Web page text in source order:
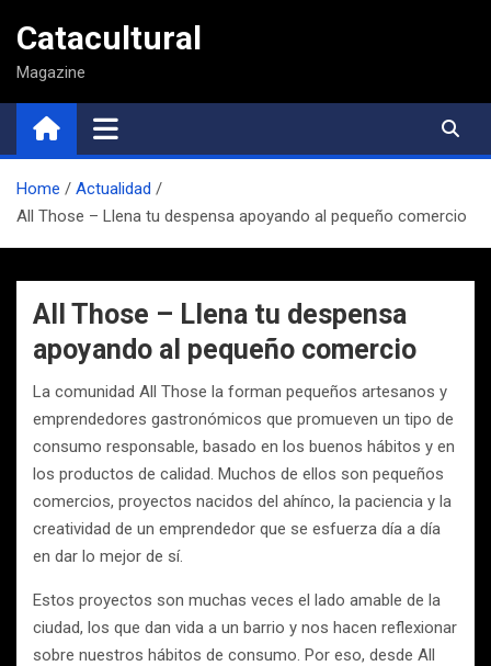
contenido
Catacultural
Magazine
Home
Actualidad
All Those – Llena tu despensa apoyando al pequeño comercio
All Those – Llena tu despensa
apoyando al pequeño comercio
La comunidad All Those la forman pequeños artesanos y
emprendedores gastronómicos que promueven un tipo de
consumo responsable, basado en los buenos hábitos y en
los productos de calidad. Muchos de ellos son pequeños
comercios, proyectos nacidos del ahínco, la paciencia y la
creatividad de un emprendedor que se esfuerza día a día
en dar lo mejor de sí.
Estos proyectos son muchas veces el lado amable de la
ciudad, los que dan vida a un barrio y nos hacen reflexionar
sobre nuestros hábitos de consumo. Por eso, desde All